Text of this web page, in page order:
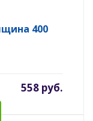
400
558 руб.